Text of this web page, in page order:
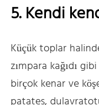
5. Kendi
Küçük toplar
zımpara kağıdı
birçok kenar ve